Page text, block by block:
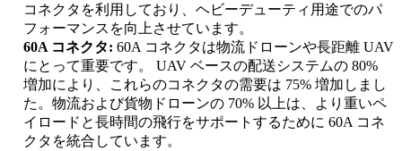
コネクタを利用しており、ヘビーデューティ用途でのパ
フォーマンスを向上させています。
60A コネクタ: 60A コネクタは物流ドローンや長距離 UAV
にとって重要です。 UAV ベースの配送システムの 80%
増加により、これらのコネクタの需要は 75% 増加しまし
た。物流および貨物ドローンの 70% 以上は、より重いペ
イロードと長時間の飛行をサポートするために 60A コネ
クタを統合しています。